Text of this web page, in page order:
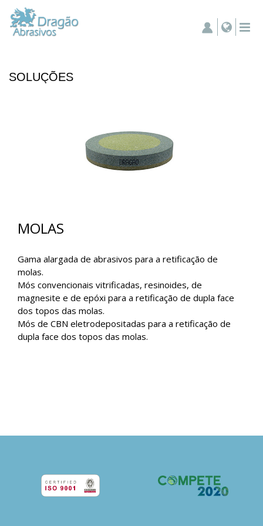
SOLUÇÕES
MOLAS
Gama alargada de abrasivos para a retificação de
molas.
Mós convencionais vitrificadas, resinoides, de
magnesite e de epóxi para a retificação de dupla face
dos topos das molas.
Mós de CBN eletrodepositadas para a retificação de
dupla face dos topos das molas.